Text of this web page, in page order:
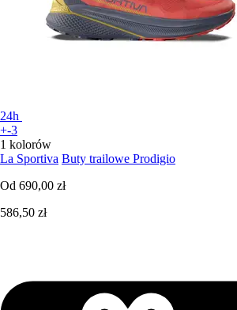
24h
+-3
1 kolorów
La Sportiva Buty trailowe Prodigio
Od 690,00 zł
586,50 zł